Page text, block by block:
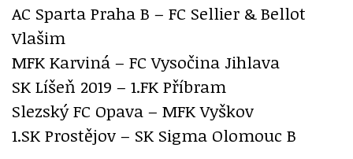
AC Sparta Praha B – FC Sellier & Bellot
Vlašim
MFK Karviná – FC Vysočina Jihlava
SK Líšeň 2019 – 1.FK Příbram
Slezský FC Opava – MFK Vyškov
1.SK Prostějov – SK Sigma Olomouc B